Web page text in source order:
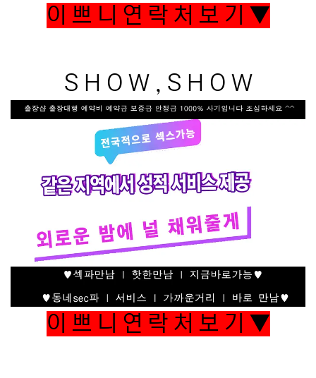
이 쁘 니 연 락 처 보 기 ▼
S H O W , S H O W
이 쁘 니 연 락 처 보 기 ▼